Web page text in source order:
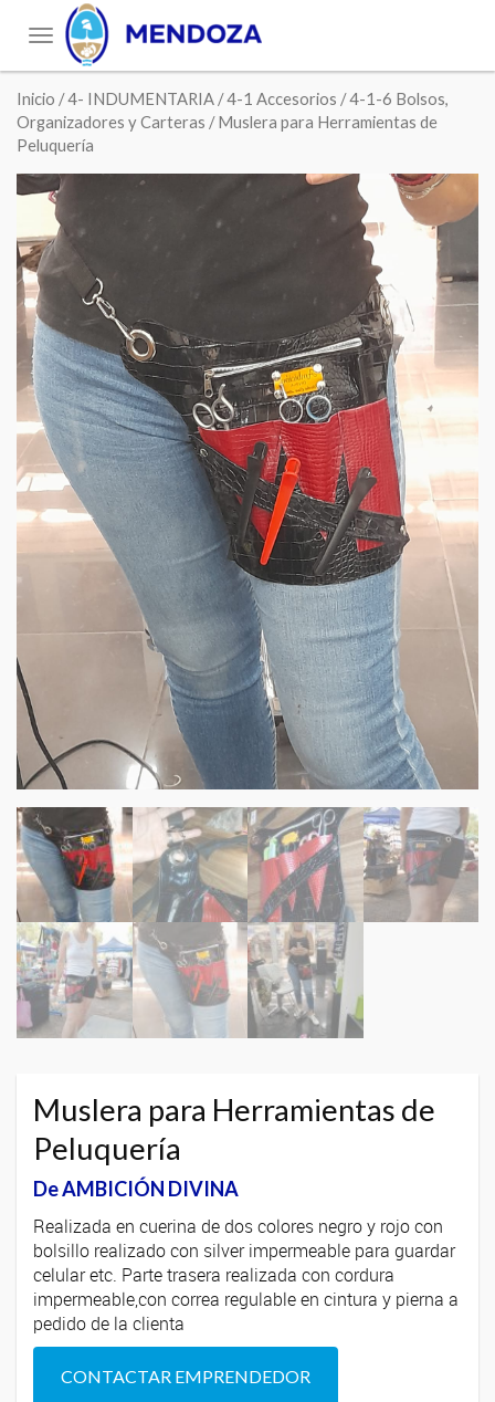
Toggle
navigation
Inicio /4- INDUMENTARIA /4-1 Accesorios /4-1-6 Bolsos,
Organizadores y Carteras / Muslera para Herramientas de
Peluquería
Muslera para Herramientas de
Peluquería
De AMBICIÓN DIVINA
Realizada en cuerina de dos colores negro y rojo con
bolsillo realizado con silver impermeable para guardar
celular etc. Parte trasera realizada con cordura
impermeable,con correa regulable en cintura y pierna a
pedido de la clienta
CONTACTAR EMPRENDEDOR